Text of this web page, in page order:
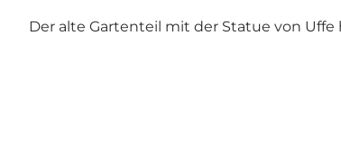
Der alte Gartenteil mit der Statue von